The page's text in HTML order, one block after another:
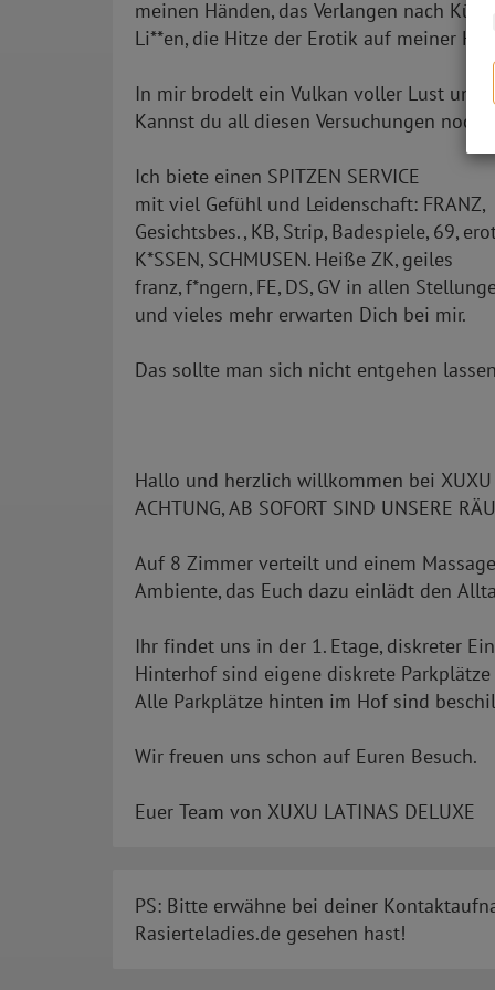
meinen Händen, das Verlangen nach
Li**en, die Hitze der Erotik auf meiner
In mir brodelt ein Vulkan voller Lust und
Kannst du all diesen Versuchungen noch
Ich biete einen SPITZEN SERVICE
mit viel Gefühl und Leidenschaft: FRANZ,
Gesichtsbes., KB, Strip, Badespiele, 69,
K*SSEN, SCHMUSEN. Heiße ZK, geiles
franz, f*ngern, FE, DS, GV in allen
und vieles mehr erwarten Dich bei mir.
Das sollte man sich nicht entgehen
Hallo und herzlich willkommen bei XUXU
ACHTUNG, AB SOFORT SIND UNSERE
Auf 8 Zimmer verteilt und einem
Ambiente, das Euch dazu einlädt den
Ihr findet uns in der 1. Etage, diskreter
Hinterhof sind eigene diskrete
Alle Parkplätze hinten im Hof sind
Wir freuen uns schon auf Euren Besuch.
Euer Team von XUXU LATINAS DELUXE
PS: Bitte erwähne bei deiner
Rasierteladies.de gesehen hast!